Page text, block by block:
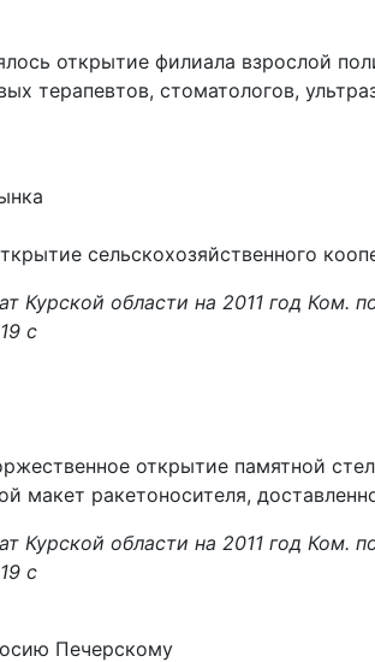
открытие филиала взрослой
терапевтов, стоматологов,
сельскохозяйственного
Курской области на 2011 год Ком.
с
открытие памятной
макет ракетоносителя,
Курской области на 2011 год Ком.
с
Печерскому